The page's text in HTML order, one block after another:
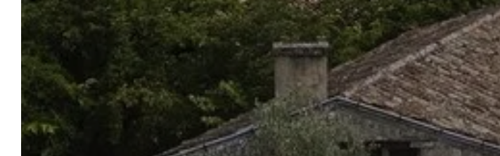
ACCUEIL HÔTEL